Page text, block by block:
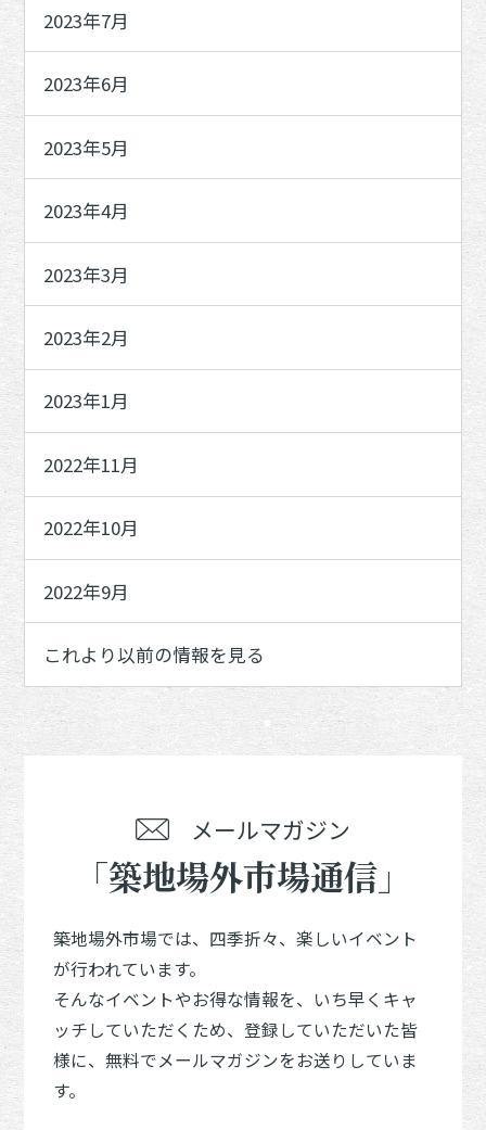
2023年7月
2023年6月
2023年5月
2023年4月
2023年3月
2023年2月
2023年1月
2022年11月
2022年10月
2022年9月
これより以前の情報を見る
メールマガジン
「築地場外市場通信」
築地場外市場では、四季折々、楽しいイベント
が行われています。
そんなイベントやお得な情報を、いち早くキャ
ッチしていただくため、登録していただいた皆
様に、無料でメールマガジンをお送りしていま
す。